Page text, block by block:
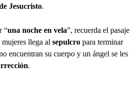
Jesucristo.
“una noche en vela”, recuerda el pasaje
llega al sepulcro para terminar
encuentran su cuerpo y un ángel se les
.